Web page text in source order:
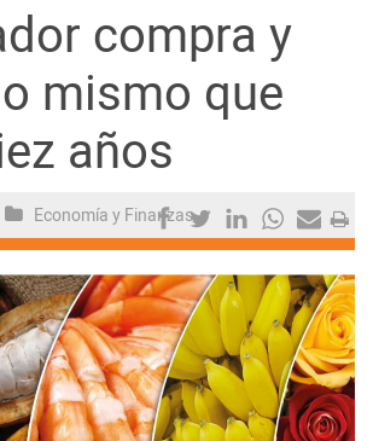
compra y
mismo que
años
Economía y Finanzas